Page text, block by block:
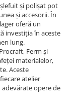
și polișat pot
și accesorii. În
oferă un
investiția în aceste
lung.
Ferm și
materialelor,
Aceste
atelier
opere de